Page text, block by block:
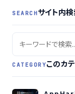
SEARCHサイト内
CATEGORYこのカ